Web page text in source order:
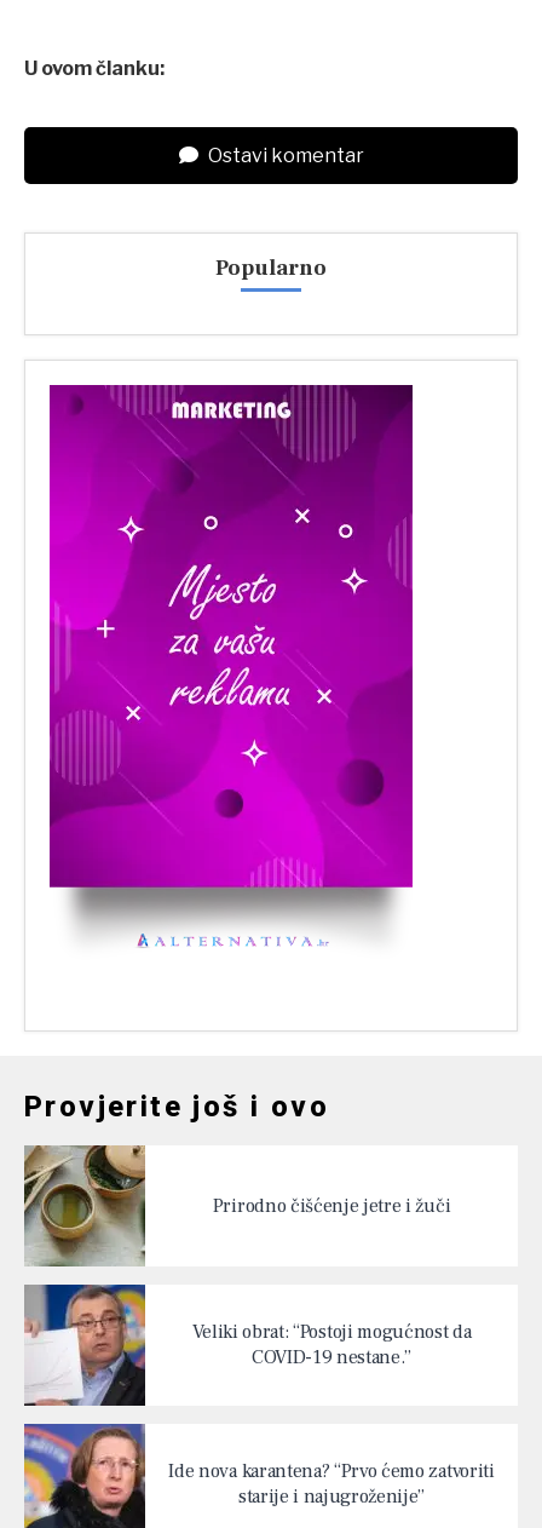
U ovom članku:
Ostavi komentar
Popularno
Provjerite još i ovo
Prirodno čišćenje jetre i žuči
Veliki obrat: “Postoji mogućnost da
COVID-19 nestane.”
Ide nova karantena? “Prvo ćemo zatvoriti
starije i najugroženije”